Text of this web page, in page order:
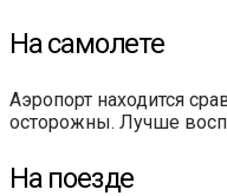
На самолете
Аэропорт находится
осторожны. Лучше
На поезде